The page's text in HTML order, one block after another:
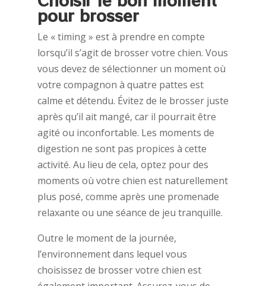
pour brosser
Le « timing » est à prendre en compte
lorsqu’il s’agit de brosser votre chien. Vous
vous devez de sélectionner un moment où
votre compagnon à quatre pattes est
calme et détendu. Évitez de le brosser juste
après qu’il ait mangé, car il pourrait être
agité ou inconfortable. Les moments de
digestion ne sont pas propices à cette
activité. Au lieu de cela, optez pour des
moments où votre chien est naturellement
plus posé, comme après une promenade
relaxante ou une séance de jeu tranquille.
Outre le moment de la journée,
l’environnement dans lequel vous
choisissez de brosser votre chien est